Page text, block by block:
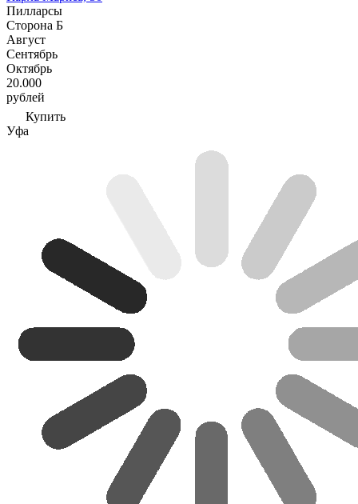
Пилларсы
Сторона Б
Август
Сентябрь
Октябрь
20.000
рублей
Купить
Уфа